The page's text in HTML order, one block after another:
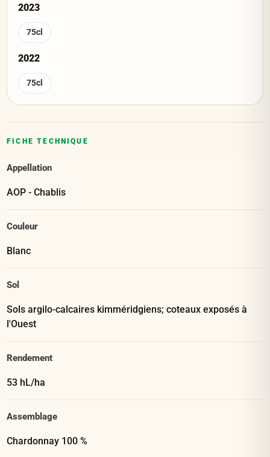
2023
75cl
2022
75cl
FICHE TECHNIQUE
Appellation
AOP - Chablis
Couleur
Blanc
Sol
Sols argilo-calcaires kimméridgiens; coteaux exposés à
l'Ouest
Rendement
53 hL/ha
Assemblage
Chardonnay 100 %